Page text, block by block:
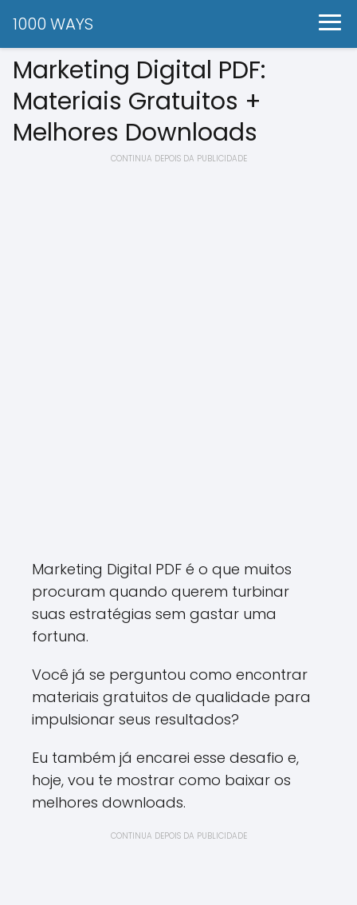
1000 WAYS
Marketing Digital PDF:
Materiais Gratuitos +
Melhores Downloads
CONTINUA DEPOIS DA PUBLICIDADE
Marketing Digital PDF é o que muitos
procuram quando querem turbinar
suas estratégias sem gastar uma
fortuna.
Você já se perguntou como encontrar
materiais gratuitos de qualidade para
impulsionar seus resultados?
Eu também já encarei esse desafio e,
hoje, vou te mostrar como baixar os
melhores downloads.
CONTINUA DEPOIS DA PUBLICIDADE